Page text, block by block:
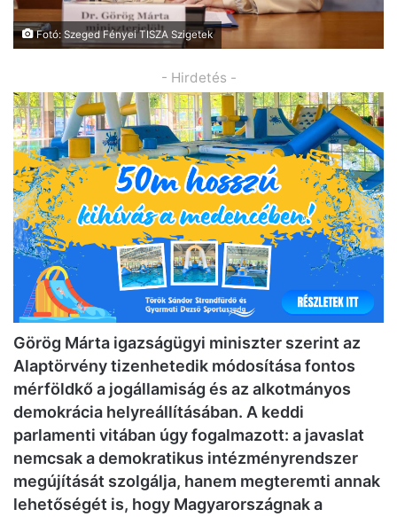
Fotó: Szeged Fényei TISZA Szigetek
- Hirdetés -
Görög Márta igazságügyi miniszter szerint az
Alaptörvény tizenhetedik módosítása fontos
mérföldkő a jogállamiság és az alkotmányos
demokrácia helyreállításában. A keddi
parlamenti vitában úgy fogalmazott: a javaslat
nemcsak a demokratikus intézményrendszer
megújítását szolgálja, hanem megteremti annak
lehetőségét is, hogy Magyarországnak a